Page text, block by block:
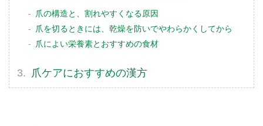
爪の構造と、割れやすくなる原因
爪を切るときには、乾燥を防いでやわらかくしてから
爪によい栄養素とおすすめの食材
爪ケアにおすすめの漢方